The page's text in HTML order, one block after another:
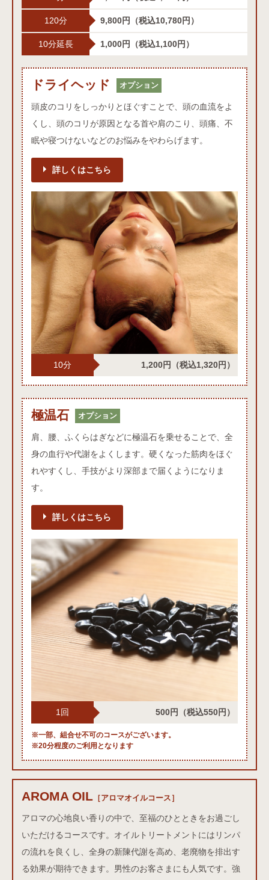
120分 9,800円 （税込10,780円）
10分延長 1,000円 （税込1,100円）
ドライヘッドオプション
ドライヘッド オプション
頭皮のコリをしっかりとほぐすことで、頭の血流をよ
くし、頭のコリが原因となる首や肩のこり、頭痛、不
眠や寝つけないなどのお悩みをやわらげます。
詳しくはこちら
10分 1,200円 （税込1,320円）
極温石オプション
極温石 オプション
肩、腰、ふくらはぎなどに極温石を乗せることで、全
身の血行や代謝をよくします。硬くなった筋肉をほぐ
れやすくし、手技がより深部まで届くようになりま
す。
詳しくはこちら
1回 500円 （税込550円）
※一部、組合せ不可のコースがございます。
※20分程度のご利用となります
アロマオイルコース
AROMA OIL ［アロマオイルコース］
アロマの心地良い香りの中で、至福のひとときをお過ごし
いただけるコースです。オイルトリートメントにはリンパ
の流れを良くし、全身の新陳代謝を高め、老廃物を排出す
る効果が期待できます。男性のお客さまにも人気です。強